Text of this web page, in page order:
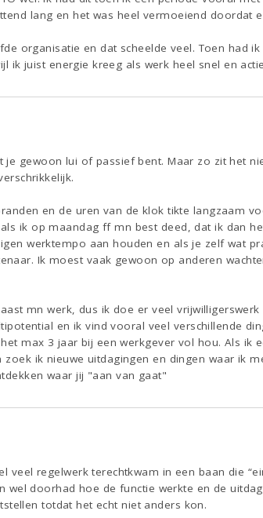
lang en het was heel vermoeiend doordat
organisatie en dat scheelde veel. Toen had ik
ik juist energie kreeg als werk heel snel en
gewoon lui of passief bent. Maar zo zit het
en de uren van de klok tikte langzaam
ik op maandag ff mn best deed, dat ik dan
werktempo aan houden en als je zelf wat
Ik moest vaak gewoon op anderen
mn werk, dus ik doe er veel
en ik vind vooral veel verschillende
max 3 jaar bij een werkgever vol hou. Als ik
ik nieuwe uitdagingen en dingen waar ik
waar jij "aan van gaat"
veel regelwerk terechtkwam in een baan die
doorhad hoe de functie werkte en de
totdat het echt niet anders kon.